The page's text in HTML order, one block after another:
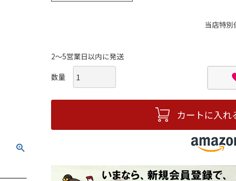
当店特別
2～5営業日以内に発送
カートに入れ